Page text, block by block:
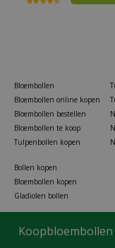
Bloembollen
Bloembollen online kopen
Bloembollen bestellen
Bloembollen te koop
Tulpenbollen kopen
Bollen kopen
Bloembollen kopen
Gladiolen bollen